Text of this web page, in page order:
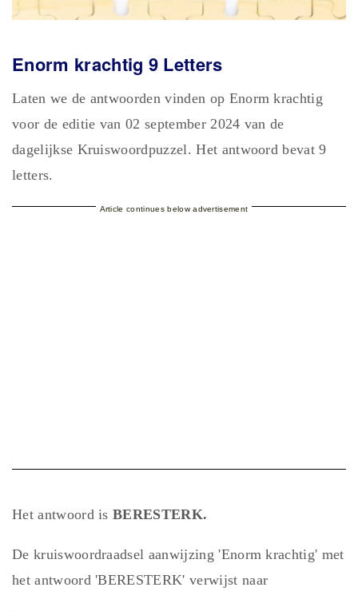
Enorm krachtig 9 Letters
Laten we de antwoorden vinden op Enorm krachtig
voor de editie van 02 september 2024 van de
dagelijkse Kruiswoordpuzzel. Het antwoord bevat 9
letters.
Article continues below advertisement
Het antwoord isBERESTERK.
De kruiswoordraadsel aanwijzing 'Enorm krachtig' met
het antwoord 'BERESTERK' verwijst naar